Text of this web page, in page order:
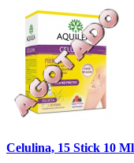
Celulina, 15 Stick 10